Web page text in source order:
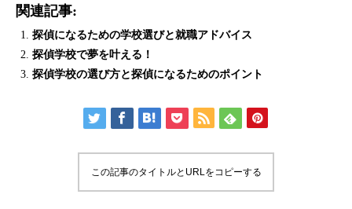
関連記事:
探偵になるための学校選びと就職アドバイス
探偵学校で夢を叶える！
探偵学校の選び方と探偵になるためのポイント
この記事のタイトルとURLをコピーする